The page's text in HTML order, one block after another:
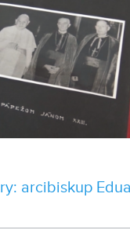
arcibiskup